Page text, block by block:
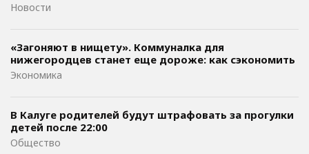
Новости
«Загоняют в нищету». Коммуналка для
нижегородцев станет еще дороже: как сэкономить
Экономика
В Калуге родителей будут штрафовать за прогулки
детей после 22:00
Общество